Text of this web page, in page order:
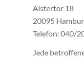
Alstertor 18
20095
Telefon: 040/
Jede